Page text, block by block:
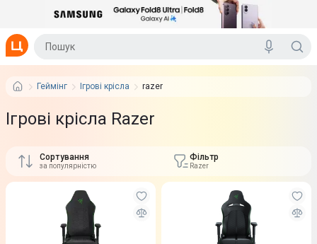
Геймінг Ігрові крісла razer
Ігрові крісла Razer
Сортування
за популярністю
Фільтр
Razer